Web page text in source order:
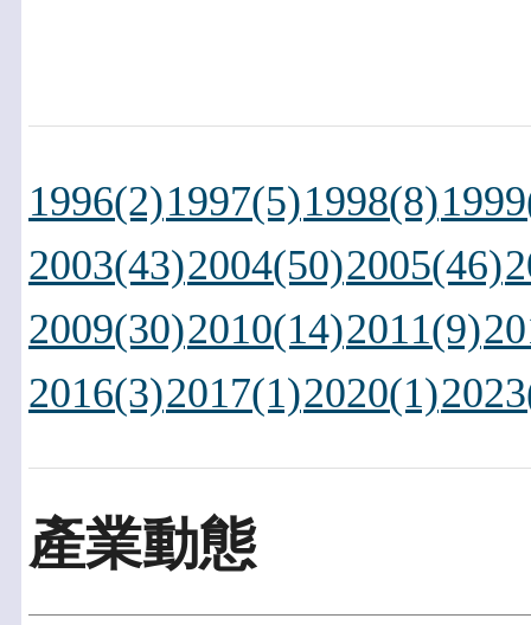
1996(2)1997(5)1998(8)
2003(43)2004(50)2005(46)
2009(30)2010(14)2011(9)
2016(3)2017(1)2020(1)
產業動態